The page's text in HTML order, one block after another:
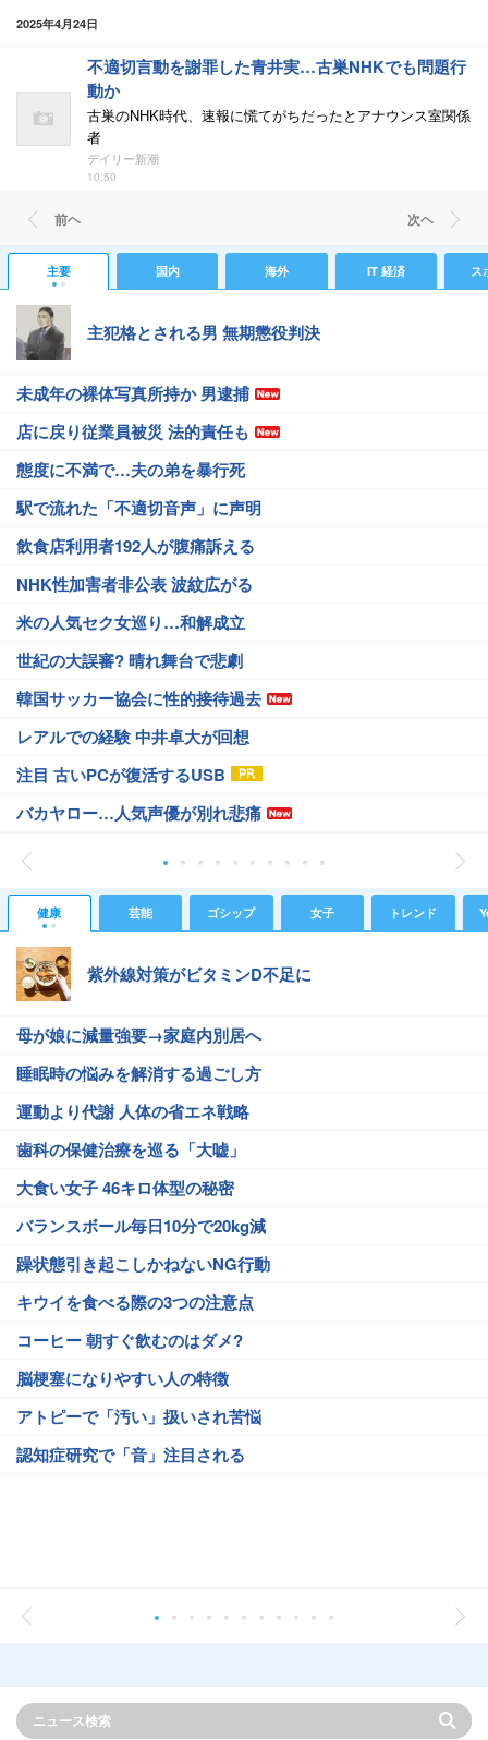
2025年4月24日
不適切言動を謝罪した青井実…古巣NHKでも問題行
動か
古巣のNHK時代、速報に慌てがちだったとアナウンス室関係
者
デイリー新潮
10:50
前ヘ 次ヘ
主要 国内 海外 IT 経済 ス
主犯格とされる男 無期懲役判決
未成年の裸体写真所持か 男逮捕
店に戻り従業員被災 法的責任も
態度に不満で…夫の弟を暴行死
駅で流れた「不適切音声」に声明
飲食店利用者192人が腹痛訴える
NHK性加害者非公表 波紋広がる
米の人気セク女巡り…和解成立
世紀の大誤審? 晴れ舞台で悲劇
韓国サッカー協会に性的接待過去
レアルでの経験 中井卓大が回想
注目 古いPCが復活するUSB
バカヤロー…人気声優が別れ悲痛
健康 芸能 ゴシップ 女子 トレンド
紫外線対策がビタミンD不足に
母が娘に減量強要→家庭内別居へ
睡眠時の悩みを解消する過ごし方
運動より代謝 人体の省エネ戦略
歯科の保健治療を巡る「大嘘」
大食い女子 46キロ体型の秘密
バランスボール毎日10分で20kg減
躁状態引き起こしかねないNG行動
キウイを食べる際の3つの注意点
コーヒー 朝すぐ飲むのはダメ?
脳梗塞になりやすい人の特徴
アトピーで「汚い」扱いされ苦悩
認知症研究で「音」注目される